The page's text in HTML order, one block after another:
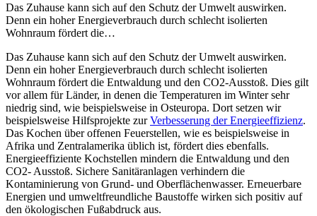
Das Zuhause kann sich auf den Schutz der Umwelt auswirken.
Denn ein hoher Energieverbrauch durch schlecht isolierten
Wohnraum fördert die…
Das Zuhause kann sich auf den Schutz der Umwelt auswirken.
Denn ein hoher Energieverbrauch durch schlecht isolierten
Wohnraum fördert die Entwaldung und den CO2-Ausstoß. Dies gilt
vor allem für Länder, in denen die Temperaturen im Winter sehr
niedrig sind, wie beispielsweise in Osteuropa. Dort setzen wir
beispielsweise Hilfsprojekte zurVerbesserung der Energieeffizienz.
Das Kochen über offenen Feuerstellen, wie es beispielsweise in
Afrika und Zentralamerika üblich ist, fördert dies ebenfalls.
Energieeffiziente Kochstellen mindern die Entwaldung und den
CO2- Ausstoß. Sichere Sanitäranlagen verhindern die
Kontaminierung von Grund- und Oberflächenwasser. Erneuerbare
Energien und umweltfreundliche Baustoffe wirken sich positiv auf
den ökologischen Fußabdruck aus.